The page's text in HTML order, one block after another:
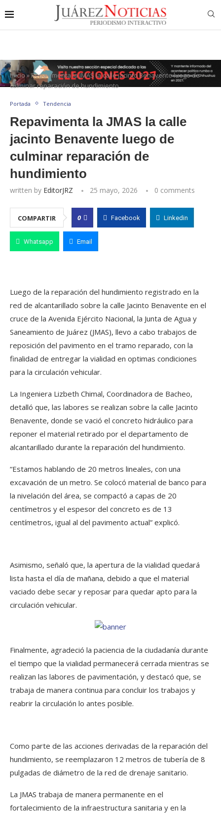
Inicio»Repavimenta la JMAS la calle jacinto Benavente luego de
culminar reparación de hundimiento
Portada Tendencia
Repavimenta la JMAS la calle
jacinto Benavente luego de
culminar reparación de
hundimiento
written by EditorJRZ 25 mayo, 2026 0 comments
COMPARTIR 0 Facebook Linkedin
Whatsapp Email
Luego de la reparación del hundimiento registrado en la
red de alcantarillado sobre la calle Jacinto Benavente en el
cruce de la Avenida Ejército Nacional, la Junta de Agua y
Saneamiento de Juárez (JMAS), llevo a cabo trabajos de
reposición del pavimento en el tramo reparado, con la
finalidad de entregar la vialidad en optimas condiciones
para la circulación vehicular.
La Ingeniera Lizbeth Chimal, Coordinadora de Bacheo,
detalló que, las labores se realizan sobre la calle Jacinto
Benavente, donde se vació el concreto hidráulico para
reponer el material retirado por el departamento de
alcantarillado durante la reparación del hundimiento.
“Estamos hablando de 20 metros lineales, con una
excavación de un metro. Se colocó material de banco para
la nivelación del área, se compactó a capas de 20
centímetros y el espesor del concreto es de 13
centímetros, igual al del pavimento actual” explicó.
Asimismo, señaló que, la apertura de la vialidad quedará
lista hasta el día de mañana, debido a que el material
vaciado debe secar y reposar para quedar apto para la
circulación vehicular.
Finalmente, agradeció la paciencia de la ciudadanía durante
el tiempo que la vialidad permanecerá cerrada mientras se
realizan las labores de pavimentación, y destacó que, se
trabaja de manera continua para concluir los trabajos y
reabrir la circulación lo antes posible.
Como parte de las acciones derivadas de la reparación del
hundimiento, se reemplazaron 12 metros de tubería de 8
pulgadas de diámetro de la red de drenaje sanitario.
La JMAS trabaja de manera permanente en el
fortalecimiento de la infraestructura sanitaria y en la